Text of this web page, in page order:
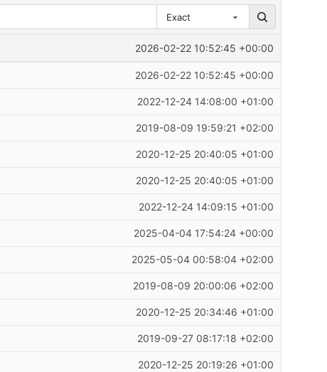
Exact
2026-02-22 10:52:45 +00:00
2026-02-22 10:52:45 +00:00
2022-12-24 14:08:00 +01:00
2019-08-09 19:59:21 +02:00
2020-12-25 20:40:05 +01:00
2020-12-25 20:40:05 +01:00
2022-12-24 14:09:15 +01:00
2025-04-04 17:54:24 +00:00
2025-05-04 00:58:04 +02:00
2019-08-09 20:00:06 +02:00
2020-12-25 20:34:46 +01:00
2019-09-27 08:17:18 +02:00
2020-12-25 20:19:26 +01:00